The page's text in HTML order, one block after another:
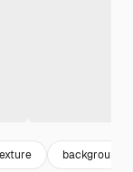
background